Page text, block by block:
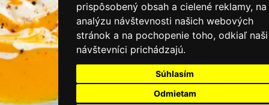
prispôsobený obsah a cielené reklamy, na
analýzu návštevnosti našich webových
stránok a na pochopenie toho, odkiaľ naši
návštevníci prichádzajú.
Súhlasím
Odmietam
Všeobecné obchodné podmienky
Ochrana osobných údajov
Cookies
Moje KamNaMenu
Pridať reštauráciu